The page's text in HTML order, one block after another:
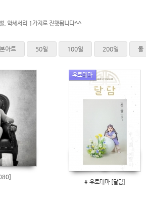
, 악세서리 1가지로 진행됩니다^^
본아트 50일 100일 200일 돌
유료테마
# 유료테마 [달담]